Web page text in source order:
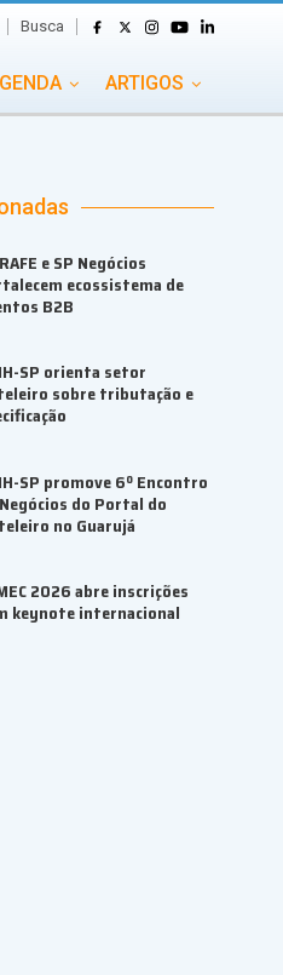
Busca
ARTIGOS
TRANSPORTES
VAI E VEM
e SP Negócios
ecossistema de
B2B
SP orienta setor
sobre tributação e
SP promove 6º Encontro
do Portal do
no Guarujá
2026 abre inscrições
keynote internacional